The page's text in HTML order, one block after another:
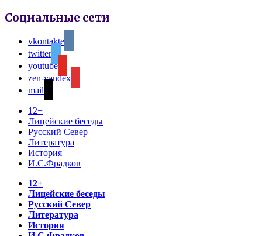
Социальные сети
vkontakte
twitter
youtube
zen-yandex
mail
12+
Лицейские беседы
Русский Север
Литература
История
И.С.Фрадков
12+
Лицейские беседы
Русский Север
Литература
История